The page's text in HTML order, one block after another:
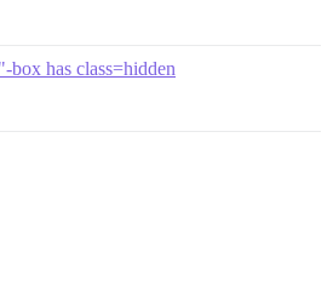
has class=hidden